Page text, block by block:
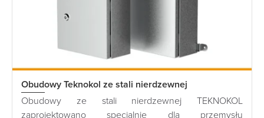
Obudowy Teknokol ze stali nierdzewnej
Obudowy ze stali nierdzewnej TEKNOKOL
zaprojektowano specjalnie dla przemysłu